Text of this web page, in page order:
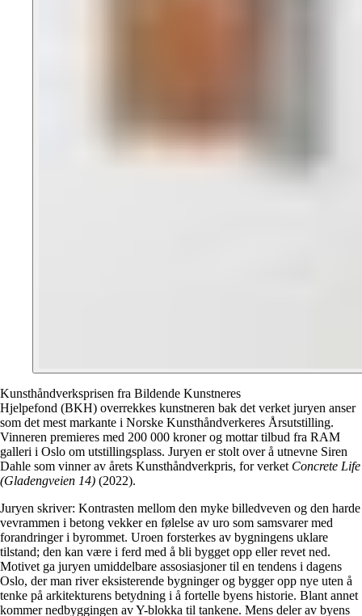
Kunsthåndverksprisen fra Bildende Kunstneres
Hjelpefond (BKH) overrekkes kunstneren bak det verket juryen anser
som det mest markante i Norske Kunsthåndverkeres Årsutstilling.
Vinneren premieres med 200 000 kroner og mottar tilbud fra RAM
galleri i Oslo om utstillingsplass. Juryen er stolt over å utnevne Siren
Dahle som vinner av årets Kunsthåndverkpris, for verket Concrete Life
(Gladengveien 14) (2022).
Juryen skriver: Kontrasten mellom den myke billedveven og den harde
vevrammen i betong vekker en følelse av uro som samsvarer med
forandringer i byrommet. Uroen forsterkes av bygningens uklare
tilstand; den kan være i ferd med å bli bygget opp eller revet ned.
Motivet ga juryen umiddelbare assosiasjoner til en tendens i dagens
Oslo, der man river eksisterende bygninger og bygger opp nye uten å
tenke på arkitekturens betydning i å fortelle byens historie. Blant annet
kommer nedbyggingen av Y-blokka til tankene. Mens deler av byens